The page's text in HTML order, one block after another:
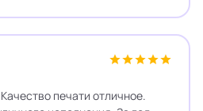
печати отличное.